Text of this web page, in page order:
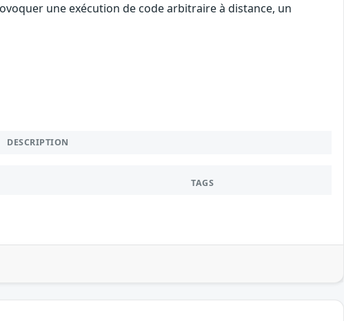
une exécution de code arbitraire à distance, un
DESCRIPTION
TAGS